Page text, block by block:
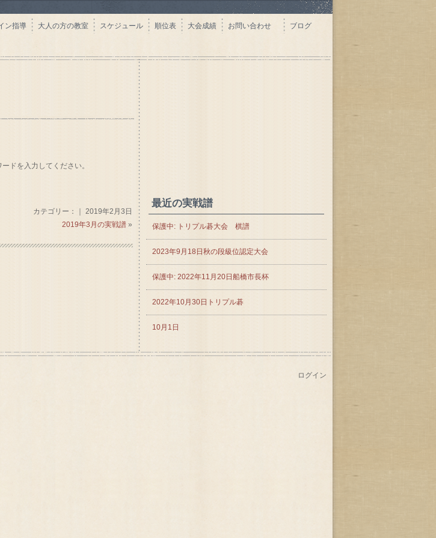
ン指導 大人の方の教室 スケジュール 順位表 大会成績 お問い合わせ ブログ
ドを入力してください。
カテゴリー：｜ 2019年2月3日
2019年3月の実戦譜»
最近の実戦譜
保護中: トリプル碁大会 棋譜
2023年9月18日秋の段級位認定大会
保護中: 2022年11月20日船橋市長杯
2022年10月30日トリプル碁
10月1日
ログイン